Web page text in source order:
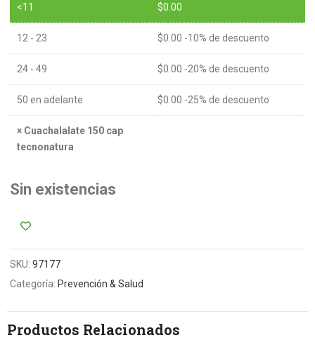
<11 $0.00
12 - 23 $0.00 -10% de descuento
24 - 49 $0.00 -20% de descuento
50 en adelante $0.00 -25% de descuento
× Cuachalalate 150 cap
tecnonatura
Sin existencias
SKU:97177
Categoría: Prevención & Salud
Productos Relacionados